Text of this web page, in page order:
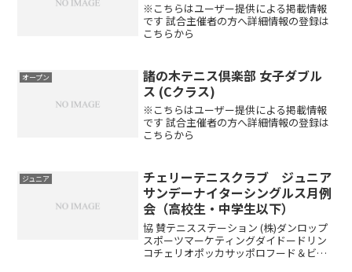
※こちらはユーザー提供による掲載情報
です 試合主催者の方へ詳細情報の登録は
こちらから
オープン
諸の木テニス倶楽部 女子ダブル
ス (Cクラス)
※こちらはユーザー提供による掲載情報
です 試合主催者の方へ詳細情報の登録は
こちらから
ジュニア
チェリーテニスクラブ ジュニア
サンデーナイターシングルス月例
会（高校生・中学生以下）
協 賛テニスステーション (株)ダンロップ
スポーツマーケティングダイドードリン
コチェリオポッカサッポロフード＆ビバ